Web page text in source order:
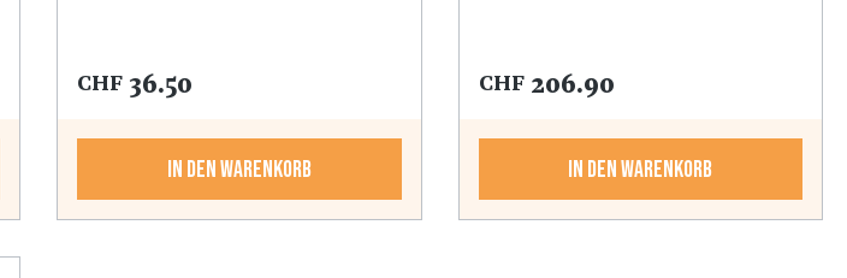
CHF 36.50
In den Warenkorb
CHF206.90
In den Warenkorb